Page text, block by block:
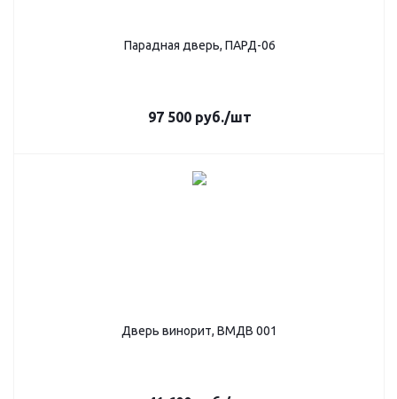
Парадная дверь, ПАРД-06
97 500руб./шт
Дверь винорит, ВМДВ 001